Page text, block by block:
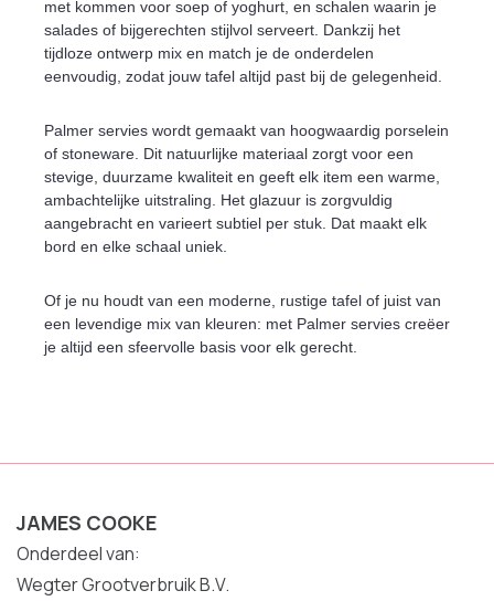
met kommen voor soep of yoghurt, en schalen waarin je
salades of bijgerechten stijlvol serveert. Dankzij het
tijdloze ontwerp mix en match je de onderdelen
eenvoudig, zodat jouw tafel altijd past bij de gelegenheid.
Palmer servies wordt gemaakt van hoogwaardig porselein
of stoneware. Dit natuurlijke materiaal zorgt voor een
stevige, duurzame kwaliteit en geeft elk item een warme,
ambachtelijke uitstraling. Het glazuur is zorgvuldig
aangebracht en varieert subtiel per stuk. Dat maakt elk
bord en elke schaal uniek.
Of je nu houdt van een moderne, rustige tafel of juist van
een levendige mix van kleuren: met Palmer servies creëer
je altijd een sfeervolle basis voor elk gerecht.
JAMES COOKE
Onderdeel van:
Wegter Grootverbruik B.V.